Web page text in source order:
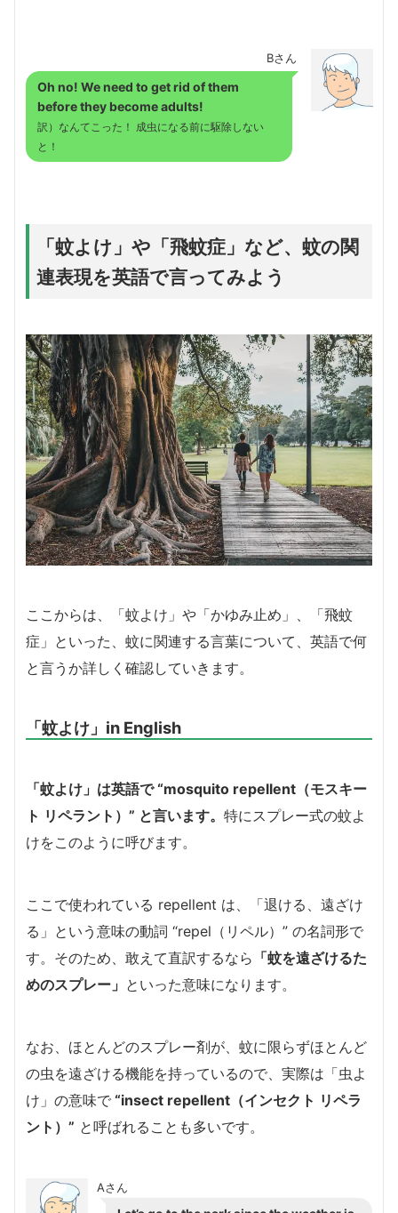
Bさん
Oh no! We need to get rid of them
before they become adults!
訳）なんてこった！ 成虫になる前に駆除しない
と！
「蚊よけ」や「飛蚊症」など、蚊の関
連表現を英語で言ってみよう
ここからは、「蚊よけ」や「かゆみ止め」、「飛蚊
症」といった、蚊に関連する言葉について、英語で何
と言うか詳しく確認していきます。
「蚊よけ」in English
「蚊よけ」は英語で “mosquito repellent（モスキー
ト リペラント）” と言います。 特にスプレー式の蚊よ
けをこのように呼びます。
ここで使われている repellent は、「退ける、遠ざけ
る」という意味の動詞 “repel（リペル）” の名詞形で
す。そのため、敢えて直訳するなら 「蚊を遠ざけるた
めのスプレー」 といった意味になります。
なお、ほとんどのスプレー剤が、蚊に限らずほとんど
の虫を遠ざける機能を持っているので、実際は「虫よ
け」の意味で “insect repellent（インセクト リペラ
ント）” と呼ばれることも多いです。
Aさん